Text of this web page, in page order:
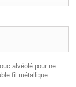
alvéolé pour ne
fil métallique